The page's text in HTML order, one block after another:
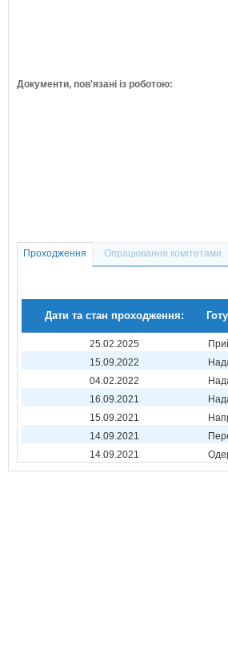
Документи, пов'язані із роботою:
Проходження Опрацювання комітетами
Дати та стан проходження:
25.02.2025
15.09.2022
04.02.2022
16.09.2021
15.09.2021
14.09.2021
14.09.2021